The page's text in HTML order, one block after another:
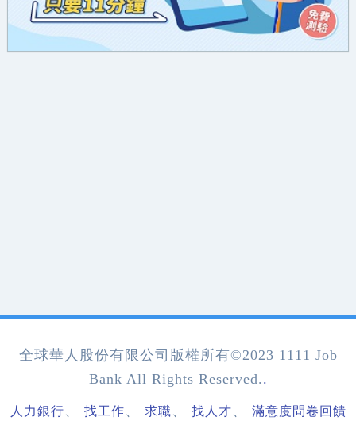
全球華人股份有限公司版權所有©2023 1111 Job
Bank All Rights Reserved. .
人力銀行、 找工作、 求職、 找人才、 滿意度問卷回饋